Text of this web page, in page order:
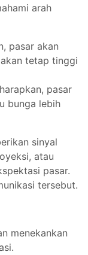
arah
pasar akan
tetap tinggi
pasar
bunga lebih
sinyal
atau
pasar.
tersebut.
menekankan